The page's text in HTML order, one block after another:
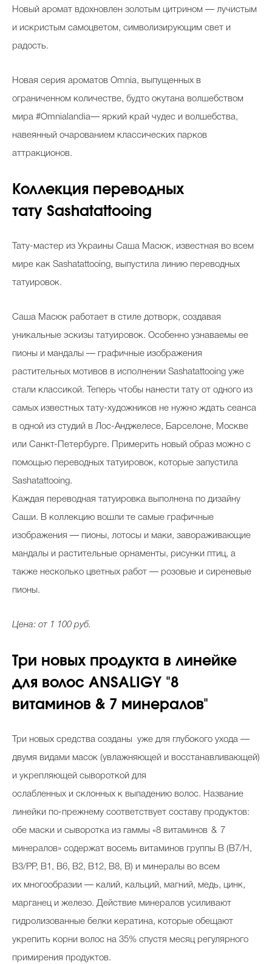
Новый аромат вдохновлен золотым цитрином — лучистым
и искристым самоцветом, символизирующим свет и
радость.
Новая серия ароматов Omnia, выпущенных в
ограниченном количестве, будто окутана волшебством
мира #Omnialandia— яркий край чудес и волшебства,
навеянный очарованием классических парков
аттракционов.
Коллекция переводных
тату Sashatattooing
Тату-мастер из Украины Саша Масюк, известная во всем
мире как Sashatattooing, выпустила линию переводных
татуировок.
Cаша Масюк работает в стиле дотворк, создавая
уникальные эскизы татуировок. Особенно узнаваемы ее
пионы и мандалы — графичные изображения
растительных мотивов в исполнении Sashatattooing уже
стали классикой. Теперь чтобы нанести тату от одного из
самых известных тату-художников не нужно ждать сеанса
в одной из студий в Лос-Анджелесе, Барселоне, Москве
или Санкт-Петербурге. Примерить новый образ можно с
помощью переводных татуировок, которые запустила
Sashatattooing.
Каждая переводная татуировка выполнена по дизайну
Саши. В коллекцию вошли те самые графичные
изображения — пионы, лотосы и маки, завораживающие
мандалы и растительные орнаменты, рисунки птиц, а
также несколько цветных работ — розовые и сиреневые
пионы.
Цена: от 1 100 руб.
Три новых продукта в линейке
для волос ANSALIGY "8
витаминов & 7 минералов"
Три новых средства созданы уже для глубокого ухода —
двумя видами масок (увлажняющей и восстанавливающей)
и укрепляющей сывороткой для
ослабленных и склонных к выпадению волос. Название
линейки по-прежнему соответствует составу продуктов:
обе маски и сыворотка из гаммы «8 витаминов & 7
минералов» содержат восемь витаминов группы В (B7/H,
B3/PP, B1, B6, B2, B12, B8, В) и минералы во всем
их многообразии — калий, кальций, магний, медь, цинк,
марганец и железо. Действие минералов усиливают
гидролизованные белки кератина, которые обещают
укрепить корни волос на 35% спустя месяц регулярного
примирения продуктов.